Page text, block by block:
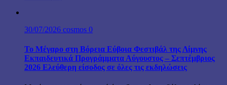
30/07/2026 cosmos 0
Το Μέγαρο στη Βόρεια Εύβοια Φεστιβάλ της Λίμνης
Εκπαιδευτικά Προγράμματα Αύγουστος – Σεπτέμβριος
2026 Ελεύθερη είσοδος σε όλες τις εκδηλώσεις